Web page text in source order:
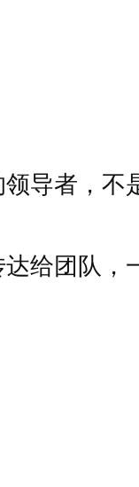
导者，
给团队，